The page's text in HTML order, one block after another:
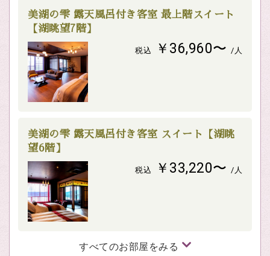
美湖の雫 露天風呂付き客室 最上階スイート
【湖眺望7階】
税込 ￥36,960〜 /人
美湖の雫 露天風呂付き客室 スイート【湖眺
望6階】
税込 ￥33,220〜 /人
すべてのお部屋をみる